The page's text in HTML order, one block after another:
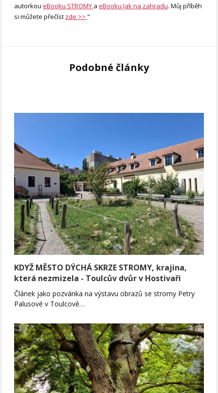
autorkoueBooku STROMY aeBooku Jak na zahradu. Můj příběh
si můžete přečíst zde >> "
Podobné články
KDYŽ MĚSTO DÝCHÁ SKRZE STROMY, krajina,
která nezmizela - Toulcův dvůr v Hostivaři
Článek jako pozvánka na výstavu obrazů se stromy Petry
Palusové v Toulcově…